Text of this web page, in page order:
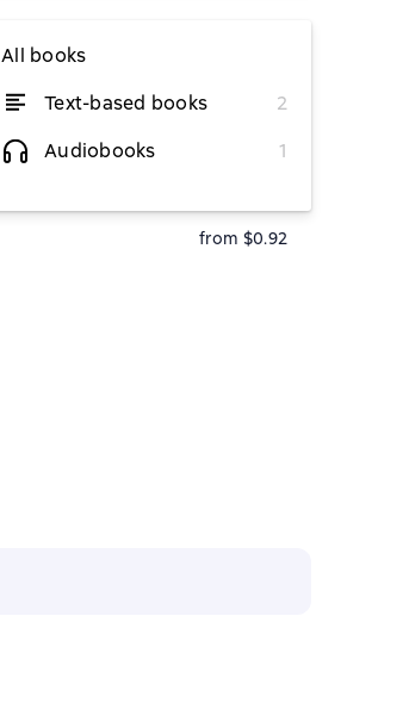
All books
Text-based books
2
Audiobooks
1
from $2.32
from $0.92